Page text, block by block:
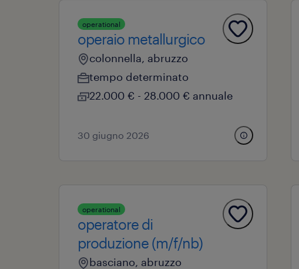
operational
operaio metallurgico
colonnella, abruzzo
tempo determinato
22.000 € - 28.000 € annuale
30 giugno 2026
operational
operatore di
produzione (m/f/nb)
basciano, abruzzo